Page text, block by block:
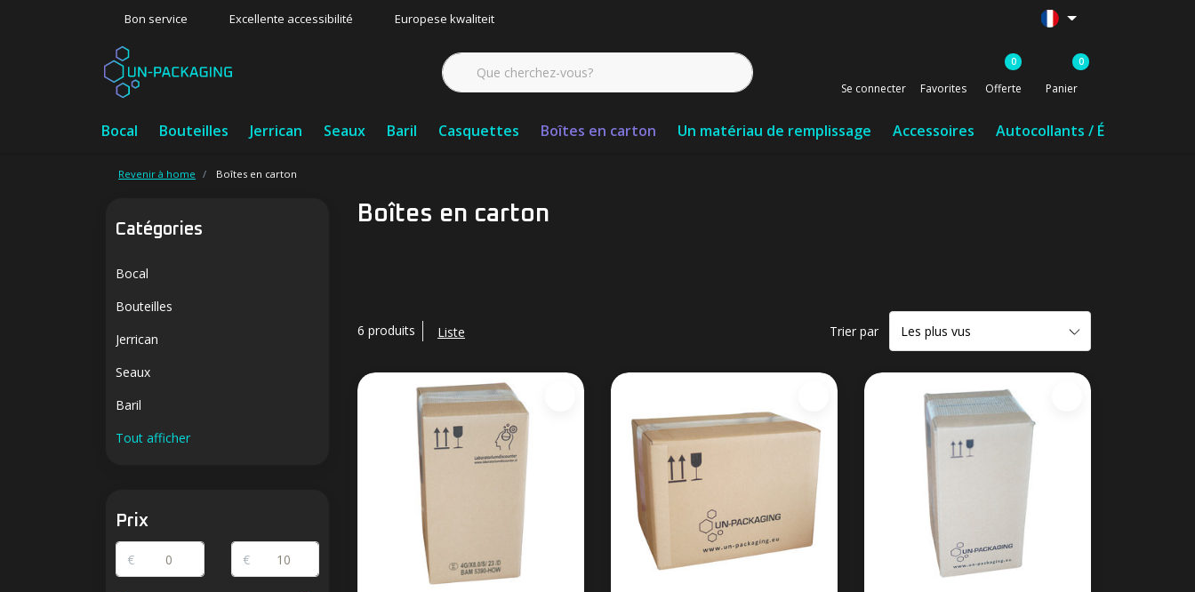
Bon service Excellente accessibilité Europese kwaliteit
Se connecter Favorites
0
Offerte
0
Panier
Bocal Bouteilles Jerrican Seaux Baril Casquettes Boîtes en carton Un matériau de remplissage Accessoires Autocollants / Étiquettes /
Revenir à home Boîtes en carton
Boîtes en carton
6 produits Liste Trier par
Catégories
Bocal
Bouteilles
Jerrican
Seaux
Baril
Tout afficher
Prix
€ €